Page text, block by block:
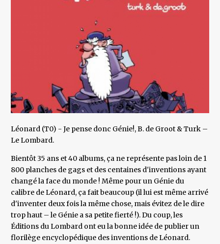
Léonard (T0) - Je pense donc Génie!, B. de Groot & Turk –
Le Lombard.
Bientôt 35 ans et 40 albums, ça ne représente pas loin de 1
800 planches de gags et des centaines d'inventions ayant
changé la face du monde ! Même pour un Génie du
calibre de Léonard, ça fait beaucoup (il lui est même arrivé
d'inventer deux fois la même chose, mais évitez de le dire
trop haut – le Génie a sa petite fierté !). Du coup, les
Éditions du Lombard ont eu la bonne idée de publier un
florilège encyclopédique des inventions de Léonard.